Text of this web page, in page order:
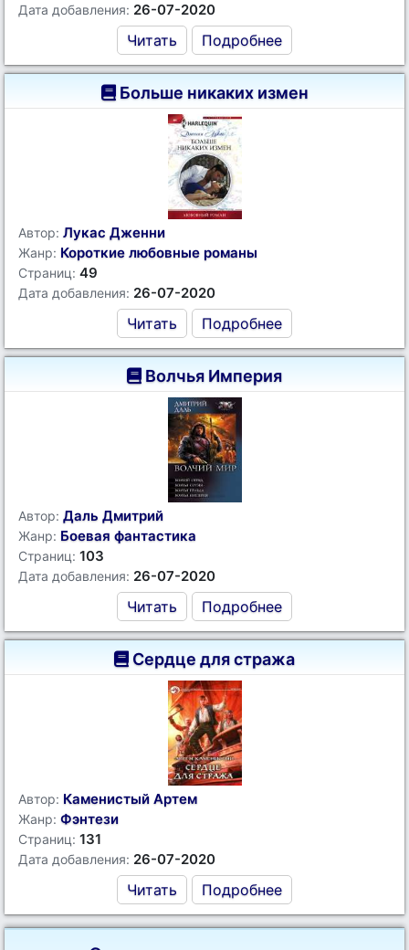
Дата добавления: 26-07-2020
Читать Подробнее
Больше никаких измен
Автор: Лукас Дженни
Жанр: Короткие любовные романы
Страниц: 49
Дата добавления: 26-07-2020
Читать Подробнее
Волчья Империя
Автор: Даль Дмитрий
Жанр: Боевая фантастика
Страниц: 103
Дата добавления: 26-07-2020
Читать Подробнее
Сердце для стража
Автор: Каменистый Артем
Жанр: Фэнтези
Страниц: 131
Дата добавления: 26-07-2020
Читать Подробнее